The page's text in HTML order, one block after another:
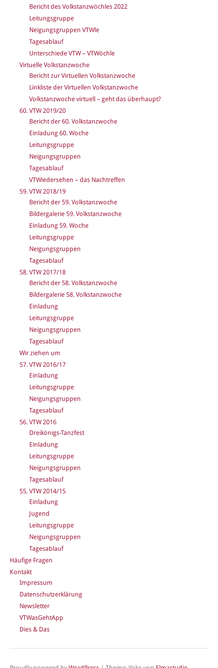
Bericht des Volkstanzwöchles 2022
Leitungsgruppe
Neigungsgruppen VTWle
Tagesablauf
Unterschiede VTW – VTWöchle
Virtuelle Volkstanzwoche
Bericht zur Virtuellen Volkstanzwoche
Linkliste der Virtuellen Volkstanzwoche
Volkstanzwoche virtuell – geht das überhaupt?
60. VTW 2019/20
Bericht der 60. Volkstanzwoche
Einladung 60. Woche
Leitungsgruppe
Neigungsgruppen
Tagesablauf
VTWiedersehen – das Nachtreffen
59. VTW 2018/19
Bericht der 59. Volkstanzwoche
Bildergalerie 59. Volkstanzwoche
Einladung 59. Woche
Leitungsgruppe
Neigungsgruppen
Tagesablauf
58. VTW 2017/18
Bericht der 58. Volkstanzwoche
Bildergalerie 58. Volkstanzwoche
Einladung
Leitungsgruppe
Neigungsgruppen
Tagesablauf
Wir ziehen um
57. VTW 2016/17
Einladung
Leitungsgruppe
Neigungsgruppen
Tagesablauf
56. VTW 2016
Dreikönigs-Tanzfest
Einladung
Leitungsgruppe
Neigungsgruppen
Tagesablauf
55. VTW 2014/15
Einladung
Jugend
Leitungsgruppe
Neigungsgruppen
Tagesablauf
Häufige Fragen
Kontakt
Impressum
Datenschutzerklärung
Newsletter
VTWasGehtApp
Dies & Das